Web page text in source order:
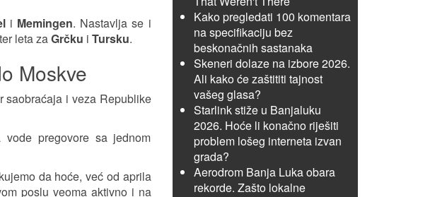
i Memingen. Nastavlja se i
leta zaGrčku i Tursku.
Moskve
saobraćaja i veza Republike
pregovore sa jednom
da hoće, već od aprila
poslu veoma aktivno i na
Kako pregledati 100 komentara
na specifikaciju bez
beskonačnih sastanaka
Skeneri dolaze na izbore 2026.
Ali kako će zaštititi tajnost
vašeg glasa?
Starlink stiže u Banjaluku
2026. Hoće li konačno riješiti
problem lošeg interneta izvan
grada?
Aerodrom Banja Luka obara
rekorde. Zašto lokalne